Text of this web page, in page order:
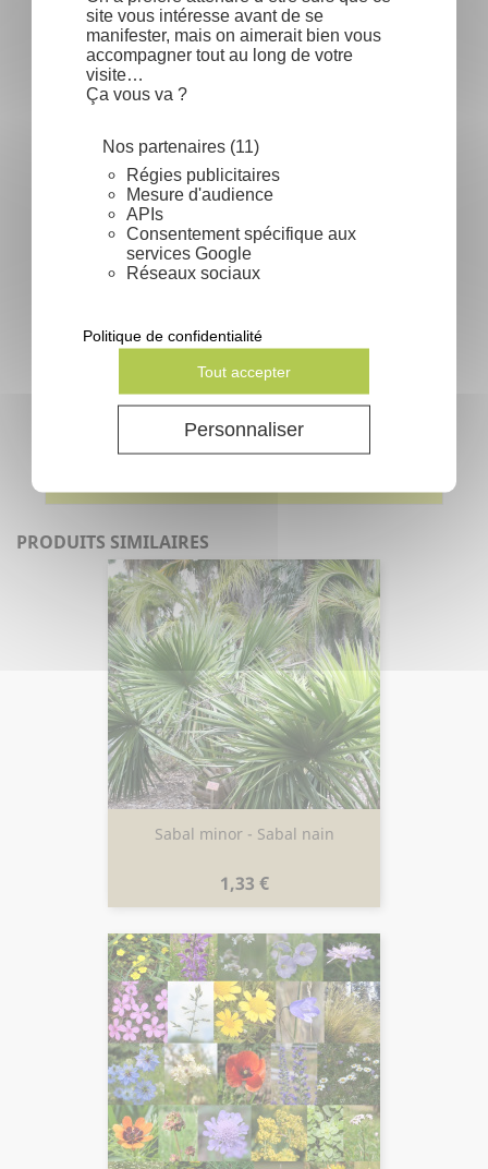
site vous intéresse avant de se
manifester, mais on aimerait bien vous
accompagner tout au long de votre
visite…
Ça vous va ?
Nos partenaires (11)
Régies publicitaires
Mesure d'audience
APIs
Consentement spécifique aux
services Google
Réseaux sociaux
Tout accepter
Personnaliser
Politique de confidentialité
searchEn lire plus
Quercus et glands : Guide pratique
PRODUITS SIMILAIRES
Sabal minor - Sabal nain
Prix
1,33 €